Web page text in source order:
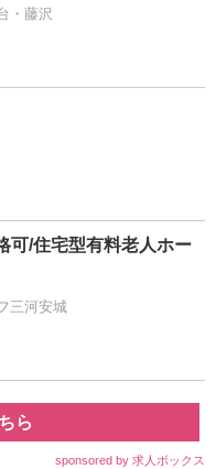
・藤沢
可/住宅型有料老人ホー
三河安城
ら
sponsored by 求人ボックス